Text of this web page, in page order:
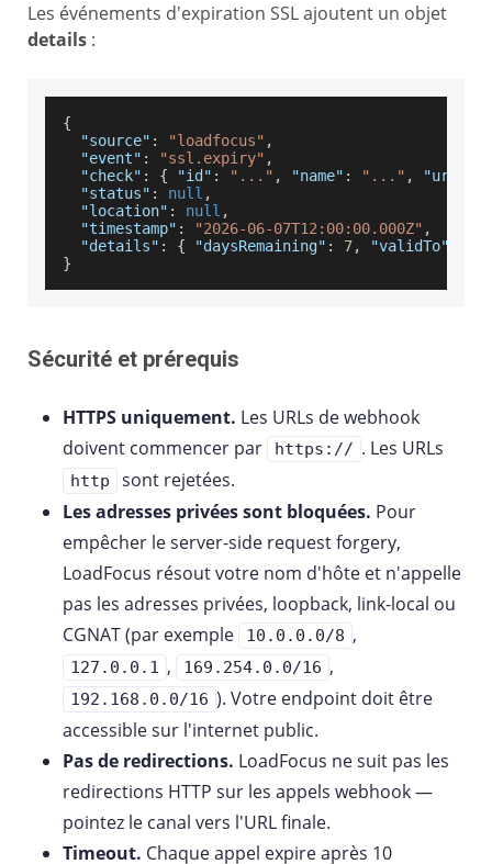
Les événements d'expiration SSL ajoutent un objet
details :
{
"source" : "loadfocus" ,
"event" : "ssl.expiry" ,
"check" : { "id" : "..." , "name" : "..." , "url"
"status" : null ,
"location" : null ,
"timestamp" : "2026-06-07T12:00:00.000Z" ,
"details" : { "daysRemaining" : 7, "validTo"
}
Sécurité et prérequis
HTTPS uniquement. Les URLs de webhook
doivent commencer par
https:// . Les URLs
http
sont rejetées.
Les adresses privées sont bloquées. Pour
empêcher le server-side request forgery,
LoadFocus résout votre nom d'hôte et n'appelle
pas les adresses privées, loopback, link-local ou
CGNAT (par exemple
10.0.0.0/8 ,
127.0.0.1 , 169.254.0.0/16 ,
192.168.0.0/16 ). Votre endpoint doit être
accessible sur l'internet public.
Pas de redirections. LoadFocus ne suit pas les
redirections HTTP sur les appels webhook —
pointez le canal vers l'URL finale.
Timeout. Chaque appel expire après 10